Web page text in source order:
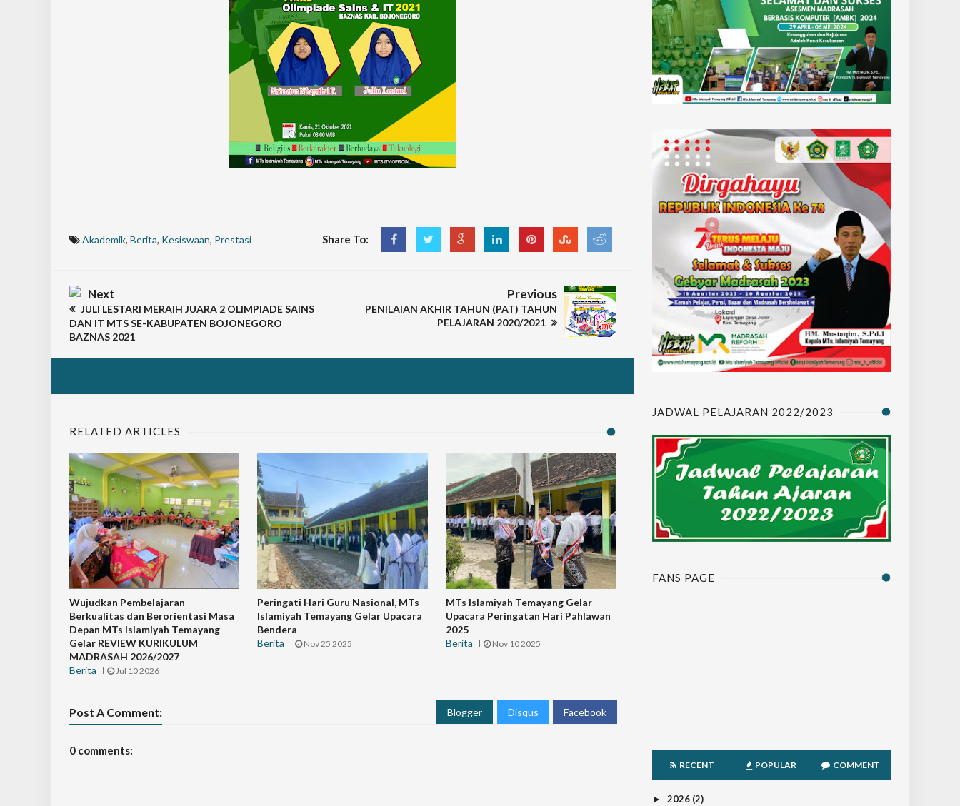
Akademik, Berita, Kesiswaan, Prestasi Share To:
Next
JULI LESTARI MERAIH JUARA 2 OLIMPIADE SAINS
DAN IT MTS SE-KABUPATEN BOJONEGORO
BAZNAS 2021
Previous
PENILAIAN AKHIR TAHUN (PAT) TAHUN
PELAJARAN 2020/2021
RELATED ARTICLES
Wujudkan Pembelajaran
Berkualitas dan Berorientasi Masa
Depan MTs Islamiyah Temayang
Gelar REVIEW KURIKULUM
MADRASAH 2026/2027
Berita
Jul 10 2026
Peringati Hari Guru Nasional, MTs
Islamiyah Temayang Gelar Upacara
Bendera
Berita
Nov 25 2025
MTs Islamiyah Temayang Gelar
Upacara Peringatan Hari Pahlawan
2025
Berita
Nov 10 2025
Post A Comment: Blogger Disqus Facebook
0 comments:
JADWAL PELAJARAN 2022/2023
FANS PAGE
RECENT POPULAR COMMENT
► 2026 (2)